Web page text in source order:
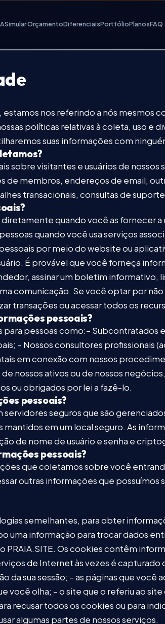
Simular OrçamentoDiferenciaisPortfólioPlanosFAQ
estamos nos referindo a nós
políticas relativas à coleta, uso e
suas informações com
sobre visitantes e usuários de
de membros, endereços de email,
transacionais, consultas de
quando você as fornecer
quando você usa serviços
por meio do website ou
É provável que você forneça
assinar um boletim
comunicação. Se você optar por
transações ou acessar todos os
pessoais?
pessoas como:– Subcontratados
– Nossos consultores profissionais
em conexão com nossos
nossos ativos ou de nossos
ou obrigados por lei a fazê-lo.
pessoais?
seguros que são
em um local seguro. As
de nome de usuário e senha e
pessoais?
que coletamos sobre você
outras informações que
semelhantes, para obter
uma informação para trocar dados
PRAIA.SITE. Os cookies contêm
de Internet às vezes é
da sua sessão; – as páginas que
você olha; – o site que o referiu ao
recusar todos os cookies ou para
algumas partes de nossos serviços.